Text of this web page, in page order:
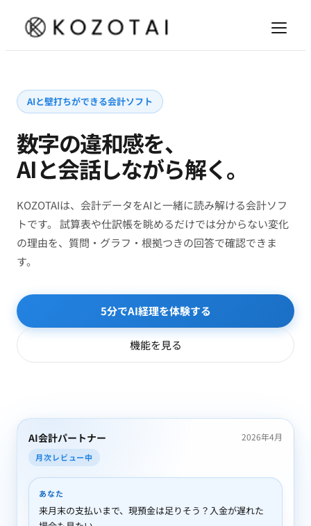
AIと壁打ちができる会計ソフト
数字の違和感を、
AIと会話しながら解く。
KOZOTAIは、会計データをAIと一緒に読み解ける会計ソフ
トです。 試算表や仕訳帳を眺めるだけでは分からない変化
の理由を、質問・グラフ・根拠つきの回答で確認できま
す。
5分でAI経理を体験する
機能を見る
AI会計パートナー
月次レビュー中
2026年4月
あなた
来月末の支払いまで、現預金は足りそう？入金が遅れた